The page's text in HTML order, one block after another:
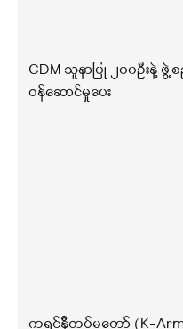
CDM သူနာပြု ၂၀၀ဦးနဲ့ ဖွဲ့
ဝန်ဆောင်မှုပေး
ကရင်နီတပ်မတော် (K-